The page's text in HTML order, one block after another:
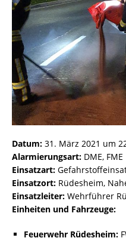
Datum: 31. März 2021 um
Alarmierungsart: DME, FME
Einsatzart:
Einsatzort: Rüdesheim,
Einsatzleiter: Wehrführer
Einheiten und Fahrzeuge:
Feuerwehr Rüdesheim: